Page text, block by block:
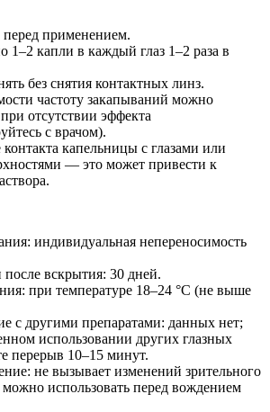
применением.
1–2 капли в каждый глаз 1–2 раза в
без снятия контактных линз.
частоту закапываний можно
отсутствии эффекта
с врачом).
капельницы с глазами или
— это может привести к
индивидуальная непереносимость
вскрытия: 30 дней.
при температуре 18–24 °C (не выше
с другими препаратами: данных нет;
использовании других глазных
перерыв 10–15 минут.
не вызывает изменений зрительного
использовать перед вождением